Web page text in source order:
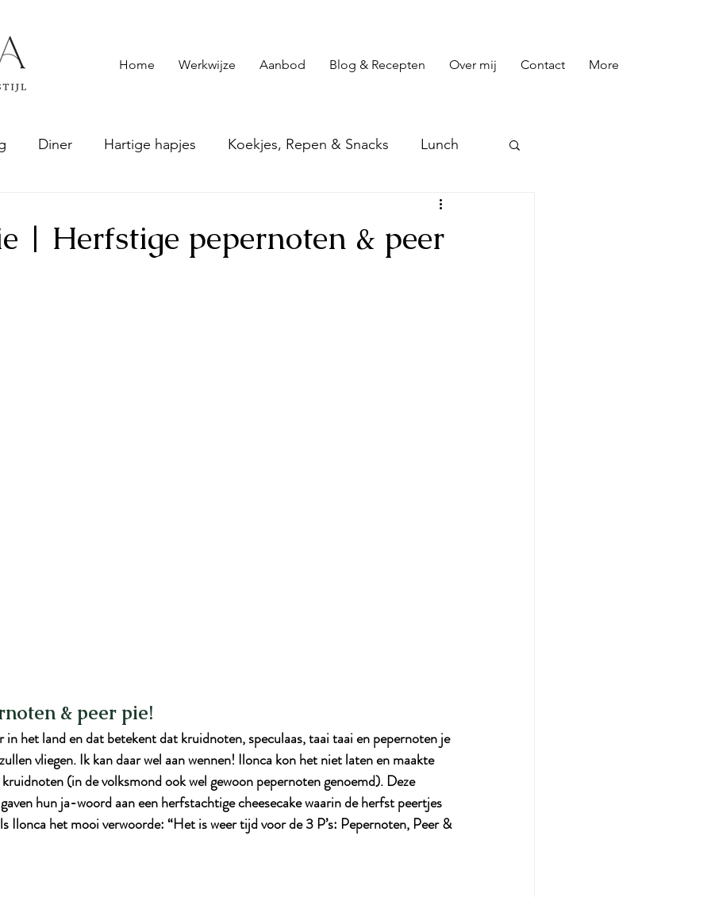
Home Werkwijze Aanbod Blog & Recepten Over mij Contact More
Diner Hartige hapjes Koekjes, Repen & Snacks Lunch
Toetjes
| Herfstige pepernoten & peer
& peer pie!
in het land en dat betekent dat kruidnoten, speculaas, taai taai en pepernoten je
vliegen. Ik kan daar wel aan wennen! Ilonca kon het niet laten en maakte
(in de volksmond ook wel gewoon pepernoten genoemd). Deze
hun ja-woord aan een herfstachtige cheesecake waarin de herfst peertjes
Ilonca het mooi verwoorde: “Het is weer tijd voor de 3 P’s: Pepernoten, Peer &